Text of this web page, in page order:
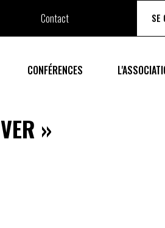
Contact SE
CONFÉRENCES
»